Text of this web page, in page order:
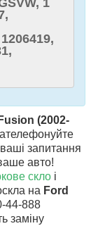
1
Fusion (2002-
запитання
авто!
скло і
на Ford
44-888
заміну